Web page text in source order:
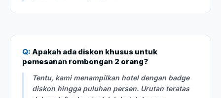
Q: Apakah ada diskon khusus untuk
pemesanan rombongan 2 orang?
Tentu, kami menampilkan hotel dengan badge
diskon hingga puluhan persen. Urutan teratas